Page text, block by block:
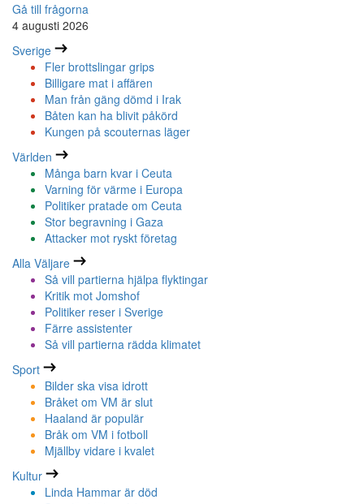
Gå till frågorna
4 augusti 2026
Sverige
Fler brottslingar grips
Billigare mat i affären
Man från gäng dömd i Irak
Båten kan ha blivit påkörd
Kungen på scouternas läger
Världen
Många barn kvar i Ceuta
Varning för värme i Europa
Politiker pratade om Ceuta
Stor begravning i Gaza
Attacker mot ryskt företag
Alla Väljare
Så vill partierna hjälpa flyktingar
Kritik mot Jomshof
Politiker reser i Sverige
Färre assistenter
Så vill partierna rädda klimatet
Sport
Bilder ska visa idrott
Bråket om VM är slut
Haaland är populär
Bråk om VM i fotboll
Mjällby vidare i kvalet
Kultur
Linda Hammar är död